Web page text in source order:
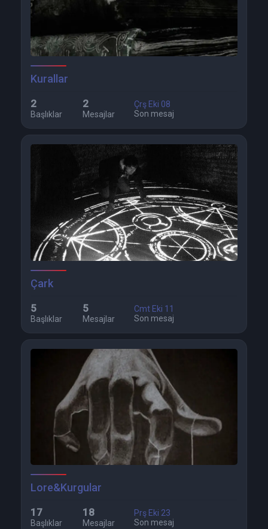
Kurallar
2
Başlıklar
2
Mesajlar
Çrş Eki 08
Son mesaj
Çark
5
Başlıklar
5
Mesajlar
Cmt Eki 11
Son mesaj
Lore&Kurgular
17
Başlıklar
18
Mesajlar
Prş Eki 23
Son mesaj